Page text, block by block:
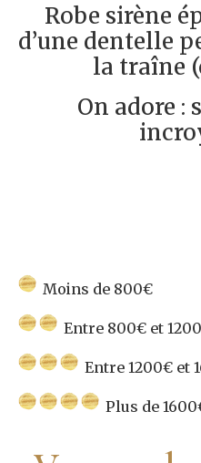
Robe sirène
d’une dentelle
la traîne
On adore :
Moins de 800€
Entre 800€ et
Entre 1200€ et
Plus de